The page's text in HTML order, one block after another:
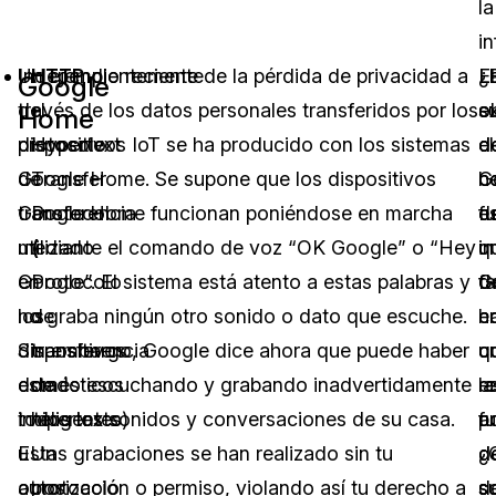
la
HTTP
–
Hypertext
Transfer
Protocol
(
Protocolo
de
transferencia
de
hipertexto)
Un
protocolo
Independientemente
del
protocolo
de
transferencia
utilizado
en
los
dispositivos
domésticos
inteligentes
u
otros
Google
Home
Un ejemplo reciente de la pérdida de privacidad a
través de los datos personales transferidos por los
dispositivos IoT se ha producido con los sistemas
Google Home. Se supone que los dispositivos
Google Home funcionan poniéndose en marcha
mediante el comando de voz “OK Google” o “Hey
Google”. El sistema está atento a estas palabras y
no graba ningún otro sonido o dato que escuche.
Sin embargo, Google dice ahora que puede haber
estado escuchando y grabando inadvertidamente
todos los sonidos y conversaciones de su casa.
Estas grabaciones se han realizado sin tu
autorización o permiso, violando así tu derecho a
El
el